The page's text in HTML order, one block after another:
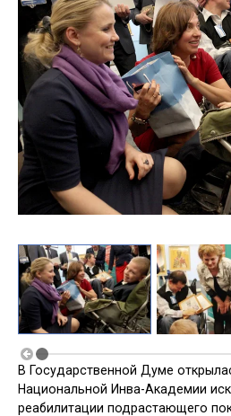
В Государственной Думе
Национальной Инва-Академии
реабилитации подрастающего